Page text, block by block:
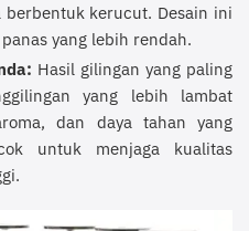
kerucut. Desain ini
yang lebih rendah.
Hasil gilingan yang paling
yang lebih lambat
dan daya tahan yang
untuk menjaga kualitas